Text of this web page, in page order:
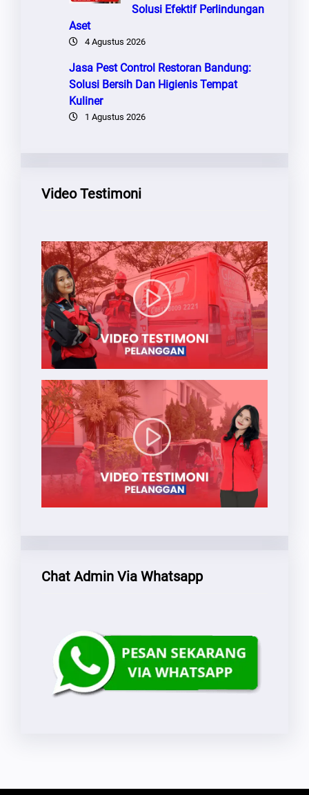
Solusi Efektif Perlindungan
Aset
4 Agustus 2026
Jasa Pest Control Restoran Bandung:
Solusi Bersih Dan Higienis Tempat
Kuliner
1 Agustus 2026
Video Testimoni
Chat Admin Via Whatsapp